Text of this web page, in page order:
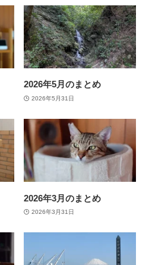
2026年5月のまとめ
2026年5月31日
2026年3月のまとめ
2026年3月31日